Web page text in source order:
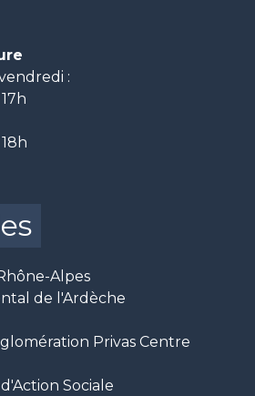
:
Alpes
de l'Ardèche
Privas Centre
Sociale